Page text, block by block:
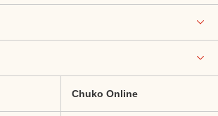
Chuko Online